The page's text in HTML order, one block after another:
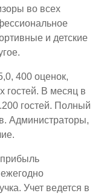
во всех
и детские
400 оценок,
гостей. В месяц в
гостей. Полный
Администраторы,
Учет ведется в